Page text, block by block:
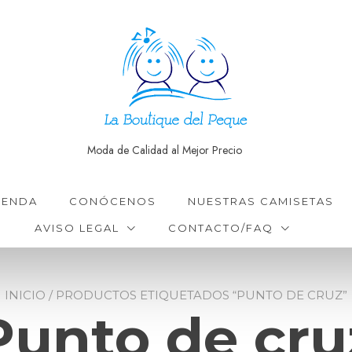
Moda de Calidad al Mejor Precio
CONÓCENOS NUESTRAS CAMISETAS
AVISO LEGAL CONTACTO/FAQ
INICIO / PRODUCTOS ETIQUETADOS “PUNTO DE CRUZ”
de